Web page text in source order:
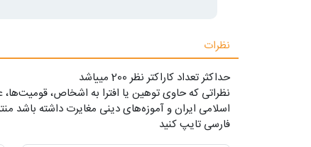
نظرات
حداکثر تعداد کاراکتر نظر 200 ميياشد
نظراتی که حاوی توهین یا افترا به اشخاص، قومیت‌ها،
اسلامی ایران و آموزه‌های دینی مغایرت داشته باشد
فارسی تایپ کنید